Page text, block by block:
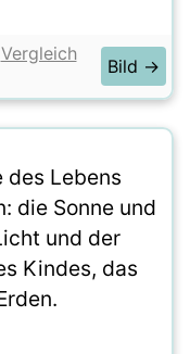
Vergleich
Bild →
des Lebens
die Sonne und
und der
Kindes, das